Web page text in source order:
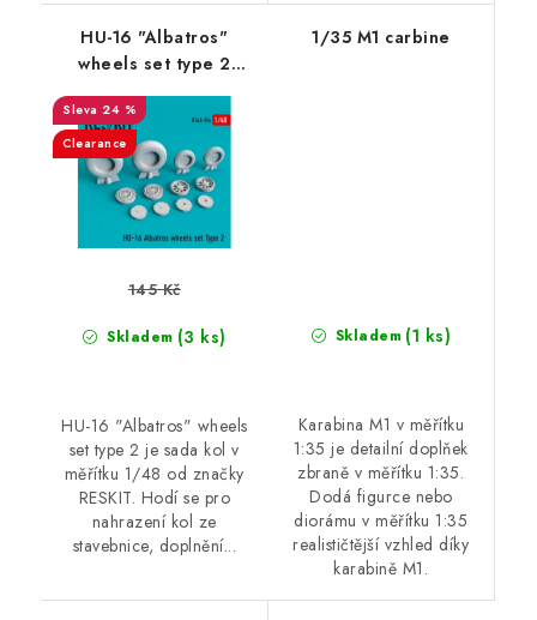
HU-16 "Albatros"
wheels set type 2
24 %
Clearance
Skladem (3 ks)
145 Kč
HU-16 "Albatros" wheels
set type 2 je sada kol v
měřítku 1/48 od značky
RESKIT. Hodí se pro
nahrazení kol ze
stavebnice, doplnění...
1/35 M1 carbine
Skladem (1 ks)
Karabina M1 v měřítku
1:35 je detailní doplňek
zbraně v měřítku 1:35.
Dodá figurce nebo
diorámu v měřítku 1:35
realističtější vzhled díky
karabině M1.